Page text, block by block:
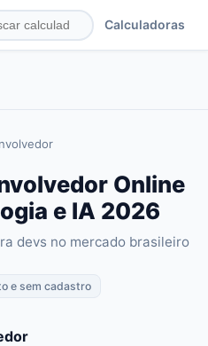
Calculadoras
Online
e IA 2026
devs no mercado brasileiro
e sem cadastro